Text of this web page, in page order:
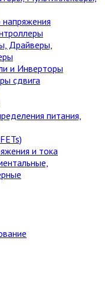
Драйверы,
и Инверторы
сдвига
питания,
и тока